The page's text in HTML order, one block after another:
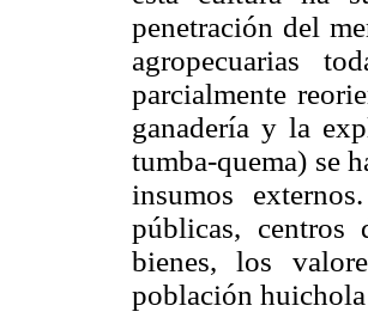
penetración del
agropecuarias
parcialmente
ganadería y la
tumba-quema) se
insumos
públicas,
bienes, los
población